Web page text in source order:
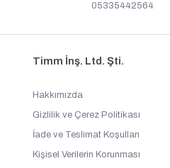
05335442564
Timm İnş. Ltd. Şti.
Hakkımızda
Gizlilik ve Çerez Politikası
İade ve Teslimat Koşulları
Kişisel Verilerin Korunması